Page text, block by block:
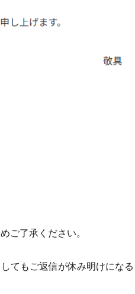
ご了承ください。
てもご返信が休み明けになる